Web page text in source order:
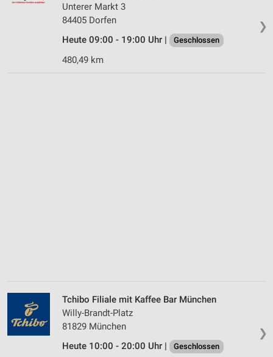
❯
Unterer Markt 3
84405 Dorfen
Heute 09:00 - 19:00 Uhr |
Geschlossen
480,49 km
❯
Tchibo Filiale mit Kaffee Bar München
Willy-Brandt-Platz
81829 München
Heute 10:00 - 20:00 Uhr |
Geschlossen